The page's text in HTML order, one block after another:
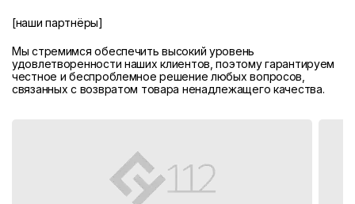
[наши партнёры]
Мы стремимся обеспечить высокий уровень
удовлетворенности наших клиентов, поэтому гарантируем
честное и беспроблемное решение любых вопросов,
связанных с возвратом товара ненадлежащего качества.